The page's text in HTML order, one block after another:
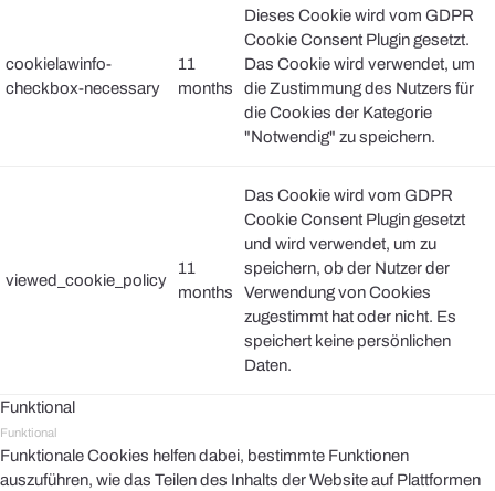
cookielawinfo-
checkbox-necessary
11
months
Dieses Cookie wird vom GDPR
Cookie Consent Plugin gesetzt.
Das Cookie wird verwendet, um
die Zustimmung des Nutzers für
die Cookies der Kategorie
"Notwendig" zu speichern.
viewed_cookie_policy
11
months
Das Cookie wird vom GDPR
Cookie Consent Plugin gesetzt
und wird verwendet, um zu
speichern, ob der Nutzer der
Verwendung von Cookies
zugestimmt hat oder nicht. Es
speichert keine persönlichen
Daten.
Funktional
Funktional
Funktionale Cookies helfen dabei, bestimmte Funktionen
auszuführen, wie das Teilen des Inhalts der Website auf Plattformen